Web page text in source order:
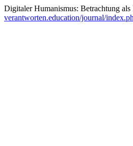
Digitaler Humanismus: Betrachtung
verantworten.education/journal/